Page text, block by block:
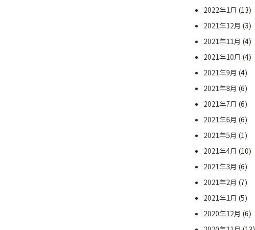
2022年1月 (13)
2021年12月 (3)
2021年11月 (4)
2021年10月 (4)
2021年9月 (4)
2021年8月 (6)
2021年7月 (6)
2021年6月 (6)
2021年5月 (1)
2021年4月 (10)
2021年3月 (6)
2021年2月 (7)
2021年1月 (5)
2020年12月 (6)